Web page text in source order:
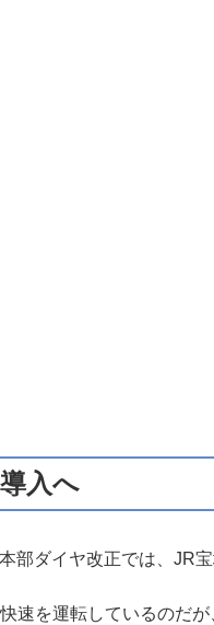
入へ
部ダイヤ改正では、JR
速を運転しているのだ